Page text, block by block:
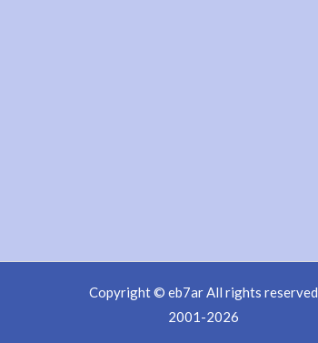
Copyright © eb7ar All rights reserved
2001-2026